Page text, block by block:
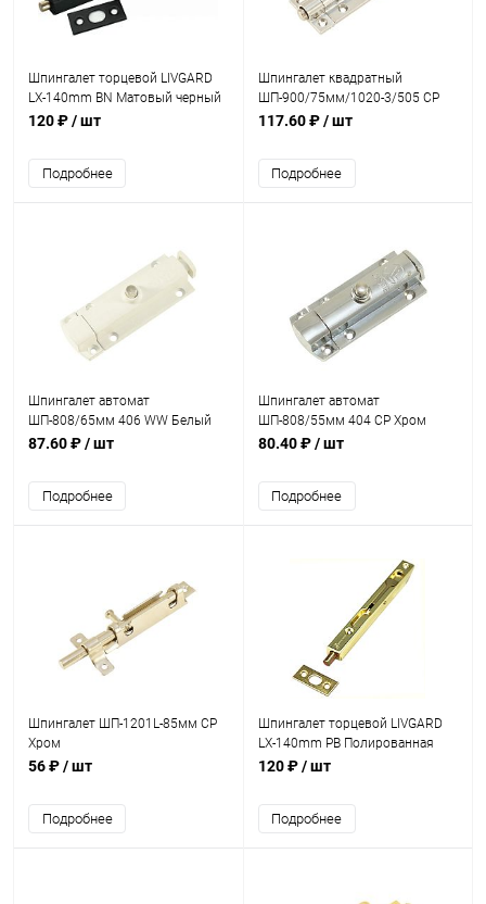
Шпингалет торцевой LIVGARD
LX-140mm BN Матовый черный
120 ₽/ шт
Подробнее
Шпингалет квадратный
ШП-900/75мм/1020-3/505 CP
Хром
117.60 ₽/ шт
Подробнее
Шпингалет автомат
ШП-808/65мм 406 WW Белый
87.60 ₽/ шт
Подробнее
Шпингалет автомат
ШП-808/55мм 404 CP Хром
80.40 ₽/ шт
Подробнее
Шпингалет ШП-1201L-85мм CP
Хром
56 ₽/ шт
Подробнее
Шпингалет торцевой LIVGARD
LX-140mm PB Полированная
латунь
120 ₽/ шт
Подробнее